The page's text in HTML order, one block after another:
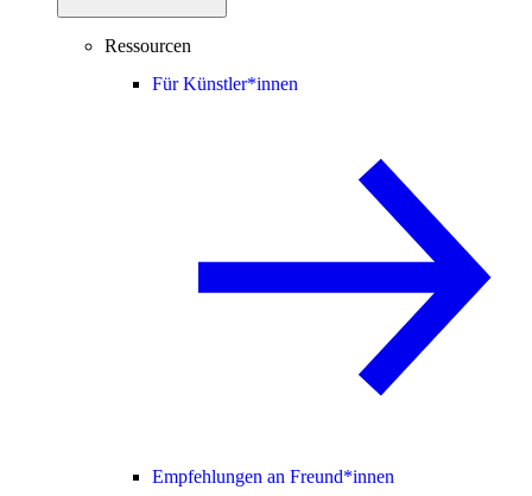
Ressourcen
Für Künstler*innen
Empfehlungen an Freund*innen